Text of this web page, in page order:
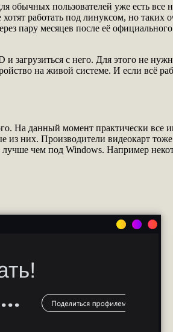
обычных пользователей уже есть все
работать под линуксом, но таких
пару месяцев после её официального
загрузиться с него. Для этого не
на живой системе. И если всё
На данный момент практически все
из них. Производители видеокарт
чем под Windows. Например